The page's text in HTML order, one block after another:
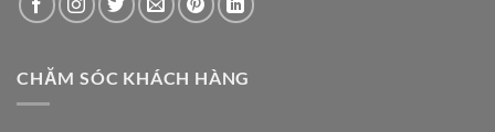
CHĂM SÓC KHÁCH HÀNG